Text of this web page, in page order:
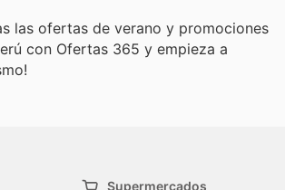
las ofertas de verano y promociones
con Ofertas 365 y empieza a
Supermercados